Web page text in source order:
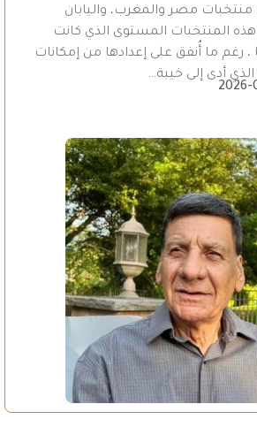
منتخبات مصر والمغرب، واليابان
هذه المنتخبات المستوى الذي كانت
رغم ما أُنفق على إعدادها من إمكانات
أدى إلى خيبة…
2026-